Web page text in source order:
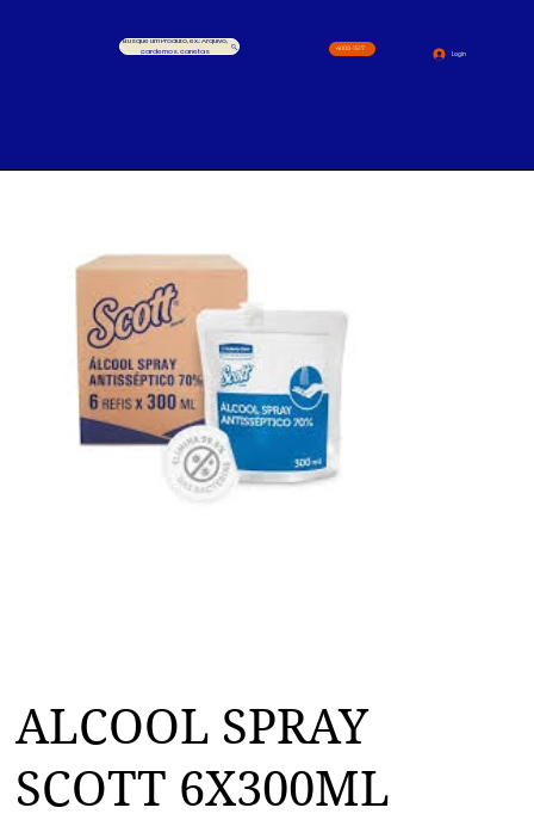
Busque um Produto, ex.: Arquivo,
cardernos, canetas
4000-1517
Login
ALCOOL SPRAY
SCOTT 6X300ML